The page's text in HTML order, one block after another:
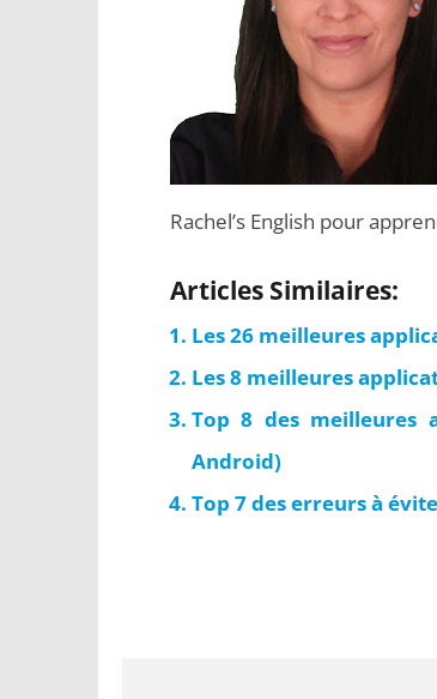
Rachel’s English pour
Articles Similaires:
Les 26 meilleures
Les 8 meilleures
Top 8 des meilleures
Android)
Top 7 des erreurs à